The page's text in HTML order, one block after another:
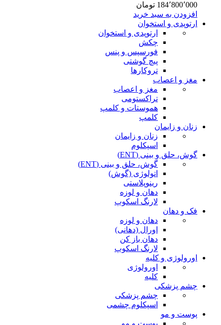
184٬800٬000 تومان
افزودن به سبد خرید
ارتوپدی و استخوان
ارتوپدی و استخوان
چکش
فورسپس و پنس
پیچ گوشتی
تروکارها
مغز و اعصاب
مغز و اعصاب
تراکستومی
هموستات و کلمپ
کلمپ
زنان و زایمان
زنان و زایمان
اسپکلوم
گوش، حلق و بینی (ENT)
گوش، حلق و بینی (ENT)
اتولوژی (گوش)
رینوپلاستی
دهان و لوزه
لارنگ اسکوپ
فک و دهان
دهان و لوزه
اورال (دهانی)
دهان باز کن
لارنگ اسکوپ
اورولوژی و کلیه
اورولوژی
کلیه
چشم پزشکی
چشم پزشکی
اسپکلوم چشمی
پوست و مو
پوست و مو